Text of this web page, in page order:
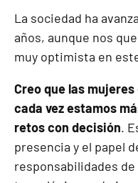
La sociedad ha
años, aunque nos
muy optimista en
Creo que las
cada vez estamos
retos con decisión.
presencia y el papel
responsabilidades de